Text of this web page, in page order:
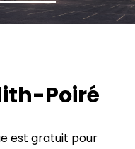
Poiré
est gratuit pour